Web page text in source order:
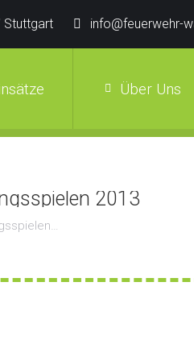
Stuttgart info@feuerwehr-
Über Uns
2013